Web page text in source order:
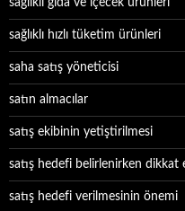
sağlıklı gıda ve içecek ürünleri
sağlıklı hızlı tüketim ürünleri
saha satış yöneticisi
satın almacılar
satış ekibinin yetiştirilmesi
satış hedefi belirlenirken dikkat
satış hedefi verilmesinin önemi